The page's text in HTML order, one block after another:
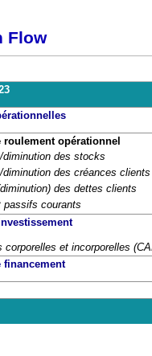
Flow
opérationnel
diminution des stocks
diminution des créances clients
des dettes clients
courants
et incorporelles
financement